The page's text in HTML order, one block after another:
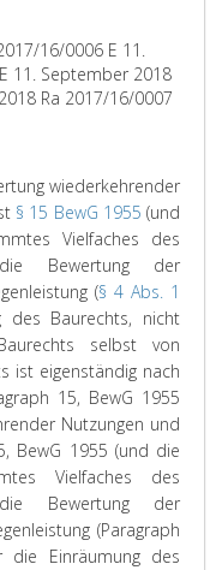
16/0006 E 11.
11. September 2018
Ra 2017/16/0007
wiederkehrender
§ 15 BewG 1955 (und
Vielfaches des
Bewertung der
(§ 4 Abs. 1
des Baurechts, nicht
selbst von
ist eigenständig nach
15, BewG 1955
Nutzungen und
BewG 1955 (und die
Vielfaches des
Bewertung der
(Paragraph
die Einräumung des